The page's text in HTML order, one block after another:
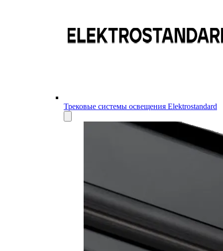
Трековые системы освещения Elektrostandard